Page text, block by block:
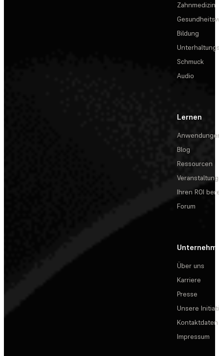
Zahnmedizin
Bildung
Schmuck
Audio
Lernen
Blog
Ressourcen
Ihren ROI
Forum
Über uns
Karriere
Presse
Unsere
Kontaktdaten
Impressum